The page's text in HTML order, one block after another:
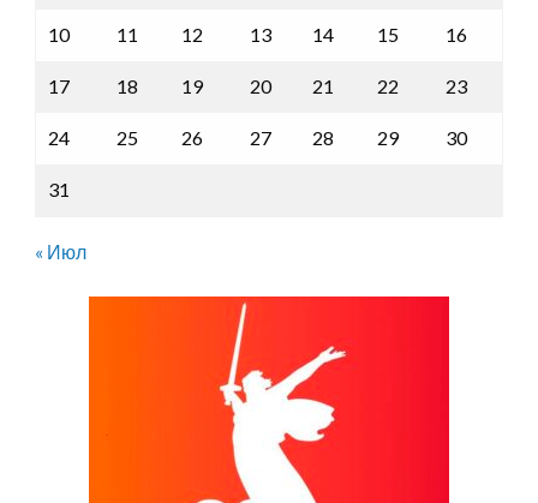
10 11 12 13 14 15 16
17 18 19 20 21 22 23
24 25 26 27 28 29 30
31
« Июл